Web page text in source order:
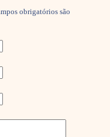
obrigatórios são